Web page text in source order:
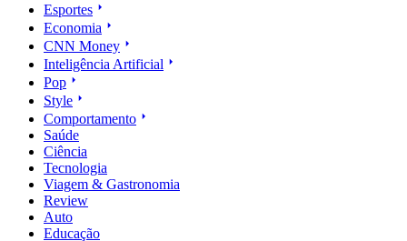
Esportes
Economia
CNN Money
Inteligência Artificial
Pop
Style
Comportamento
Saúde
Ciência
Tecnologia
Viagem & Gastronomia
Review
Auto
Educação